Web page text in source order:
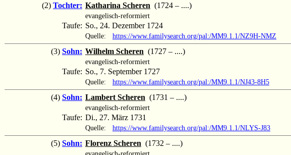
(2) Tochter: Katharina Scheren (1724 – ....)
evangelisch-reformiert
Taufe: So., 24. Dezember 1724
Quelle: https://www.familysearch.org/pal:/MM9.1.1/NZ9H-NMZ
(3) Sohn: Wilhelm Scheren (1727 – ....)
evangelisch-reformiert
Taufe: So., 7. September 1727
Quelle: https://www.familysearch.org/pal:/MM9.1.1/NJ43-8H5
(4) Sohn: Lambert Scheren (1731 – ....)
evangelisch-reformiert
Taufe: Di., 27. März 1731
Quelle: https://www.familysearch.org/pal:/MM9.1.1/NLYS-J83
(5) Sohn: Florenz Scheren (1732 – ....)